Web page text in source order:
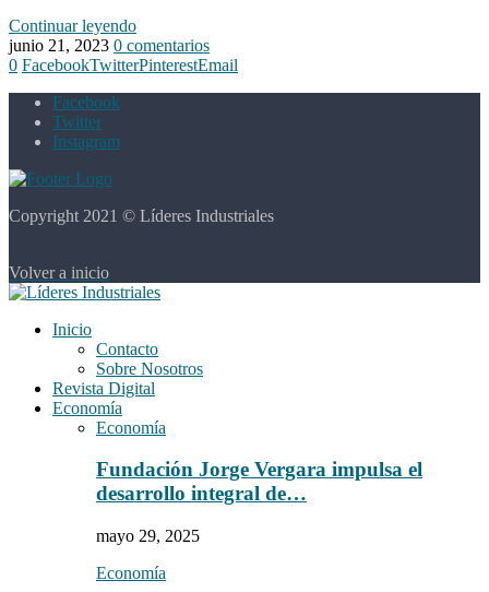
Continuar leyendo
junio 21, 2023 0 comentarios
0 FacebookTwitterPinterestEmail
Facebook
Twitter
Instagram
Copyright 2021 © Líderes Industriales
Volver a inicio
Inicio
Contacto
Sobre Nosotros
Revista Digital
Economía
Economía
Fundación Jorge Vergara impulsa el
desarrollo integral de…
mayo 29, 2025
Economía